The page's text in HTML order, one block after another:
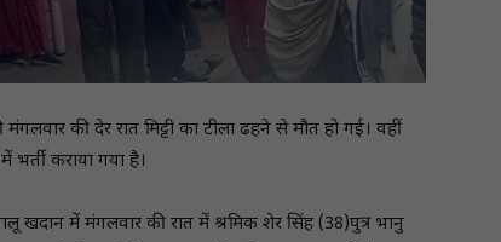
की देर रात मिट्टी का टीला ढहने से मौत हो गई। वहीं
कराया गया है।
खदान में मंगलवार की रात में श्रमिक शेर सिंह (38)पुत्र भानु